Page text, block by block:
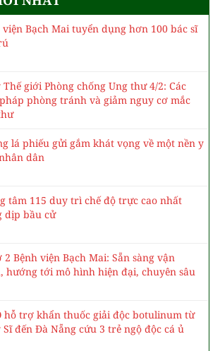
viện Bạch Mai tuyển dụng hơn 100 bác sĩ
Thế giới Phòng chống Ung thư 4/2: Các
phòng tránh và giảm nguy cơ mắc
lá phiếu gửi gắm khát vọng về một nền y
dân
tâm 115 duy trì chế độ trực cao nhất
dịp bầu cử
2 Bệnh viện Bạch Mai: Sẵn sàng vận
hướng tới mô hình hiện đại, chuyên sâu
hỗ trợ khẩn thuốc giải độc botulinum từ
đến Đà Nẵng cứu 3 trẻ ngộ độc cá ủ